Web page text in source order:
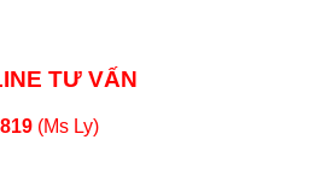
TƯ VẤN
(Ms Ly)